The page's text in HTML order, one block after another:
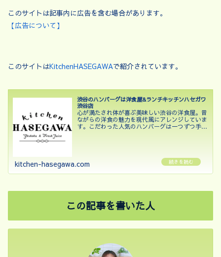
このサイトは記事内に広告を含む場合があります。
【広告について】
このサイトはKitchenHASEGAWAで紹介されています。
渋谷のハンバーグは洋食屋&ランチキッチンハセガワ
渋谷店
心が満たされ体が喜ぶ美味しい渋谷の洋食屋。昔
ながらの洋食の魅力を現代風にアレンジしていま
す。こだわった人気のハンバーグは一つずつ手作
kitchen-hasegawa.com
この記事を書いた人